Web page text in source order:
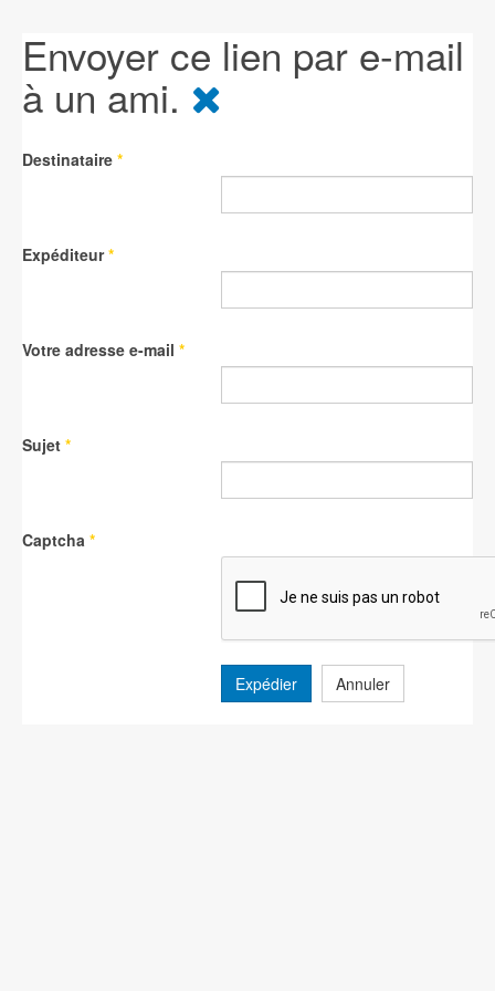
Envoyer ce lien par e-mail
à un ami.
Destinataire *
Expéditeur*
Votre adresse e-mail *
Sujet *
Captcha *
Expédier Annuler